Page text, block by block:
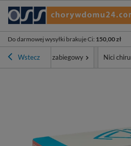
Do darmowej wysyłki brakuje Ci: 150,00 zł
WsteczSprzęt zabiegowy Nici